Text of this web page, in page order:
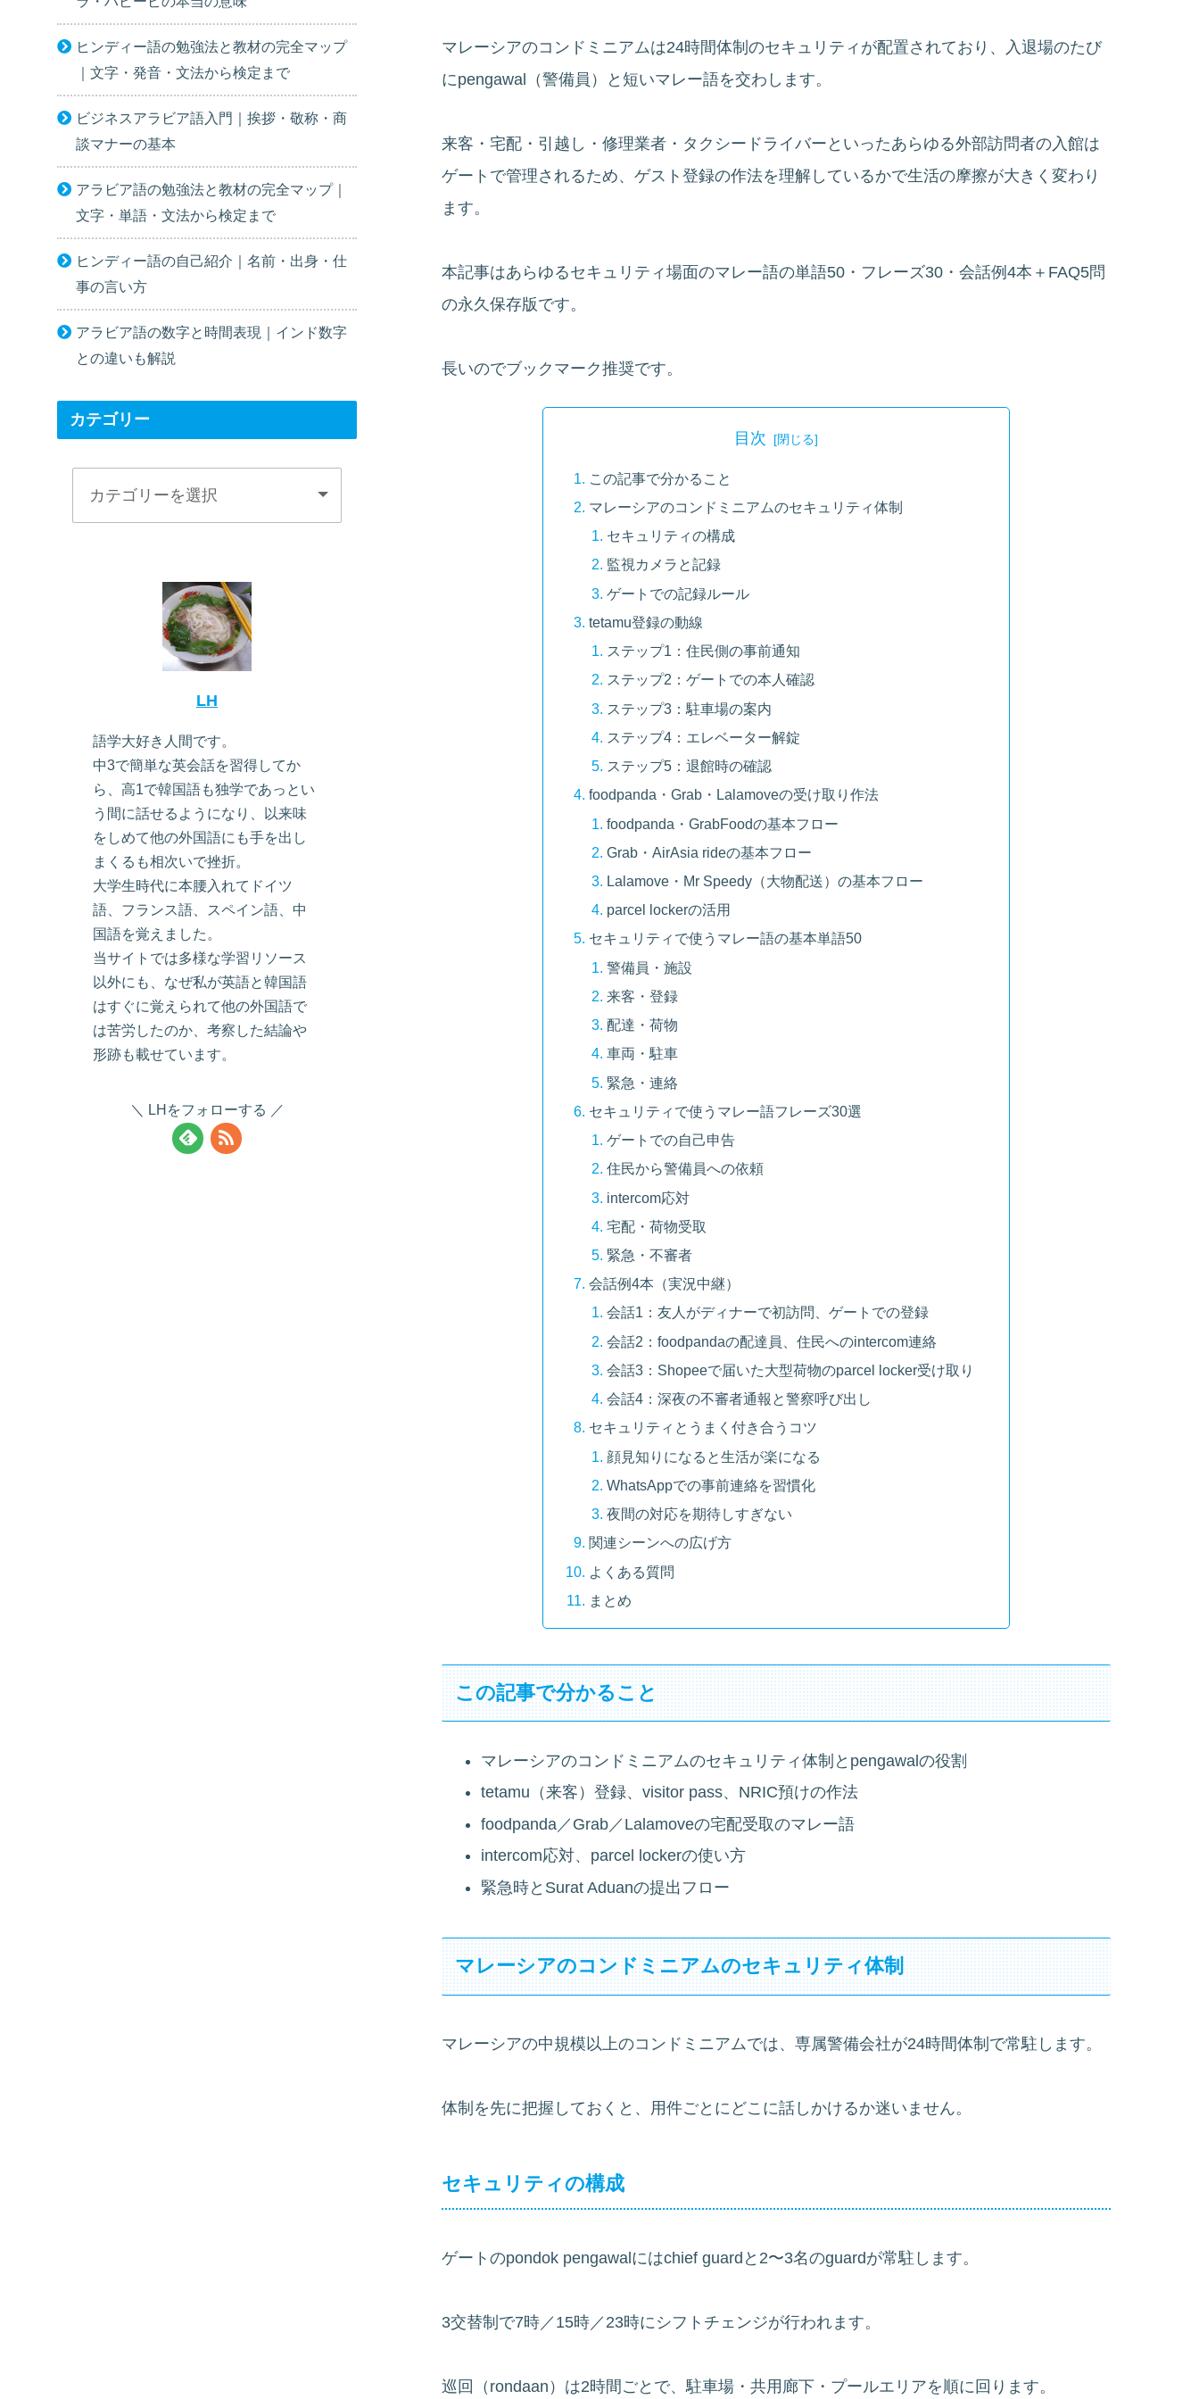
マレーシアのコンドミニアムは24時間体制のセキュリティが配置されており、入退場のたび
にpengawal（警備員）と短いマレー語を交わします。
来客・宅配・引越し・修理業者・タクシードライバーといったあらゆる外部訪問者の入館は
ゲートで管理されるため、ゲスト登録の作法を理解しているかで生活の摩擦が大きく変わり
ます。
本記事はあらゆるセキュリティ場面のマレー語の単語50・フレーズ30・会話例4本＋FAQ5問
の永久保存版です。
長いのでブックマーク推奨です。
目次
この記事で分かること
マレーシアのコンドミニアムのセキュリティ体制
セキュリティの構成
監視カメラと記録
ゲートでの記録ルール
tetamu登録の動線
ステップ1：住民側の事前通知
ステップ2：ゲートでの本人確認
ステップ3：駐車場の案内
ステップ4：エレベーター解錠
ステップ5：退館時の確認
foodpanda・Grab・Lalamoveの受け取り作法
foodpanda・GrabFoodの基本フロー
Grab・AirAsia rideの基本フロー
Lalamove・Mr Speedy（大物配送）の基本フロー
parcel lockerの活用
セキュリティで使うマレー語の基本単語50
警備員・施設
来客・登録
配達・荷物
車両・駐車
緊急・連絡
セキュリティで使うマレー語フレーズ30選
ゲートでの自己申告
住民から警備員への依頼
intercom応対
宅配・荷物受取
緊急・不審者
会話例4本（実況中継）
会話1：友人がディナーで初訪問、ゲートでの登録
会話2：foodpandaの配達員、住民へのintercom連絡
会話3：Shopeeで届いた大型荷物のparcel locker受け取り
会話4：深夜の不審者通報と警察呼び出し
セキュリティとうまく付き合うコツ
顔見知りになると生活が楽になる
WhatsAppでの事前連絡を習慣化
夜間の対応を期待しすぎない
関連シーンへの広げ方
よくある質問
まとめ
この記事で分かること
マレーシアのコンドミニアムのセキュリティ体制とpengawalの役割
tetamu（来客）登録、visitor pass、NRIC預けの作法
foodpanda／Grab／Lalamoveの宅配受取のマレー語
intercom応対、parcel lockerの使い方
緊急時とSurat Aduanの提出フロー
マレーシアのコンドミニアムのセキュリティ体制
マレーシアの中規模以上のコンドミニアムでは、専属警備会社が24時間体制で常駐します。
体制を先に把握しておくと、用件ごとにどこに話しかけるか迷いません。
セキュリティの構成
ゲートのpondok pengawalにはchief guardと2〜3名のguardが常駐します。
3交替制で7時／15時／23時にシフトチェンジが行われます。
巡回（rondaan）は2時間ごとで、駐車場・共用廊下・プールエリアを順に回ります。
ヒンディー語の勉強法と教材の完全マップ
｜文字・発音・文法から検定まで
ビジネスアラビア語入門｜挨拶・敬称・商
談マナーの基本
アラビア語の勉強法と教材の完全マップ｜
文字・単語・文法から検定まで
ヒンディー語の自己紹介｜名前・出身・仕
事の言い方
アラビア語の数字と時間表現｜インド数字
との違いも解説
カテゴリー
LH
語学大好き人間です。
中3で簡単な英会話を習得してか
ら、高1で韓国語も独学であっとい
う間に話せるようになり、以来味
をしめて他の外国語にも手を出し
まくるも相次いで挫折。
大学生時代に本腰入れてドイツ
語、フランス語、スペイン語、中
国語を覚えました。
当サイトでは多様な学習リソース
以外にも、なぜ私が英語と韓国語
はすぐに覚えられて他の外国語で
は苦労したのか、考察した結論や
形跡も載せています。
LHをフォローする